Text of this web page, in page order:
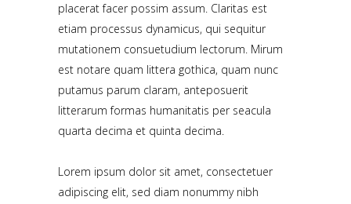
placerat facer possim assum. Claritas est
etiam processus dynamicus, qui sequitur
mutationem consuetudium lectorum. Mirum
est notare quam littera gothica, quam nunc
putamus parum claram, anteposuerit
litterarum formas humanitatis per seacula
quarta decima et quinta decima.
Lorem ipsum dolor sit amet, consectetuer
adipiscing elit, sed diam nonummy nibh